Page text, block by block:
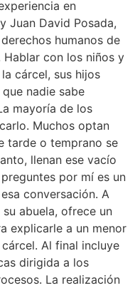
en
Juan David Posada,
humanos de
con los niños y
cárcel, sus hijos
nadie sabe
mayoría de los
Muchos optan
tarde o temprano se
llenan ese vacío
por mí es un
conversación. A
abuela, ofrece un
explicarle a un menor
Al final incluye
dirigida a los
La realización